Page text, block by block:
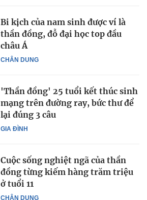
CHÂN DUNG
Bi kịch của nam sinh được ví là
thần đồng, đỗ đại học top đầu
châu Á
GIA ĐÌNH
'Thần đồng' 25 tuổi kết thúc sinh
mạng trên đường ray, bức thư để
lại đúng 3 câu
CHÂN DUNG
Cuộc sống nghiệt ngã của thần
đồng từng kiếm hàng trăm triệu
ở tuổi 11